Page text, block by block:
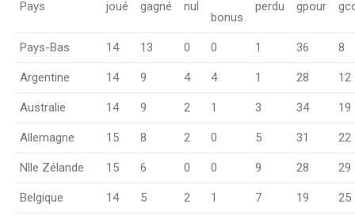
Pays joué gagné nul
bonus
perdu gpour
Pays-Bas 14 13 0 0 1 36 8
Argentine 14 9 4 4 1 28 12
Australie 14 9 2 1 3 34 19
Allemagne 15 8 2 0 5 31 22
Nlle Zélande 15 6 0 0 9 28 29
Belgique 14 5 2 1 7 19 25